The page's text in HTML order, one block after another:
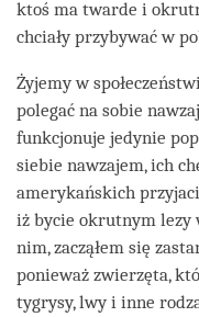
ktoś ma twarde i
chciały przybywać w
Żyjemy w
polegać na sobie
funkcjonuje jedynie
siebie nawzajem, ich
amerykańskich
iż bycie okrutnym lezy
nim, zacząłem się
ponieważ zwierzęta,
tygrysy, lwy i inne